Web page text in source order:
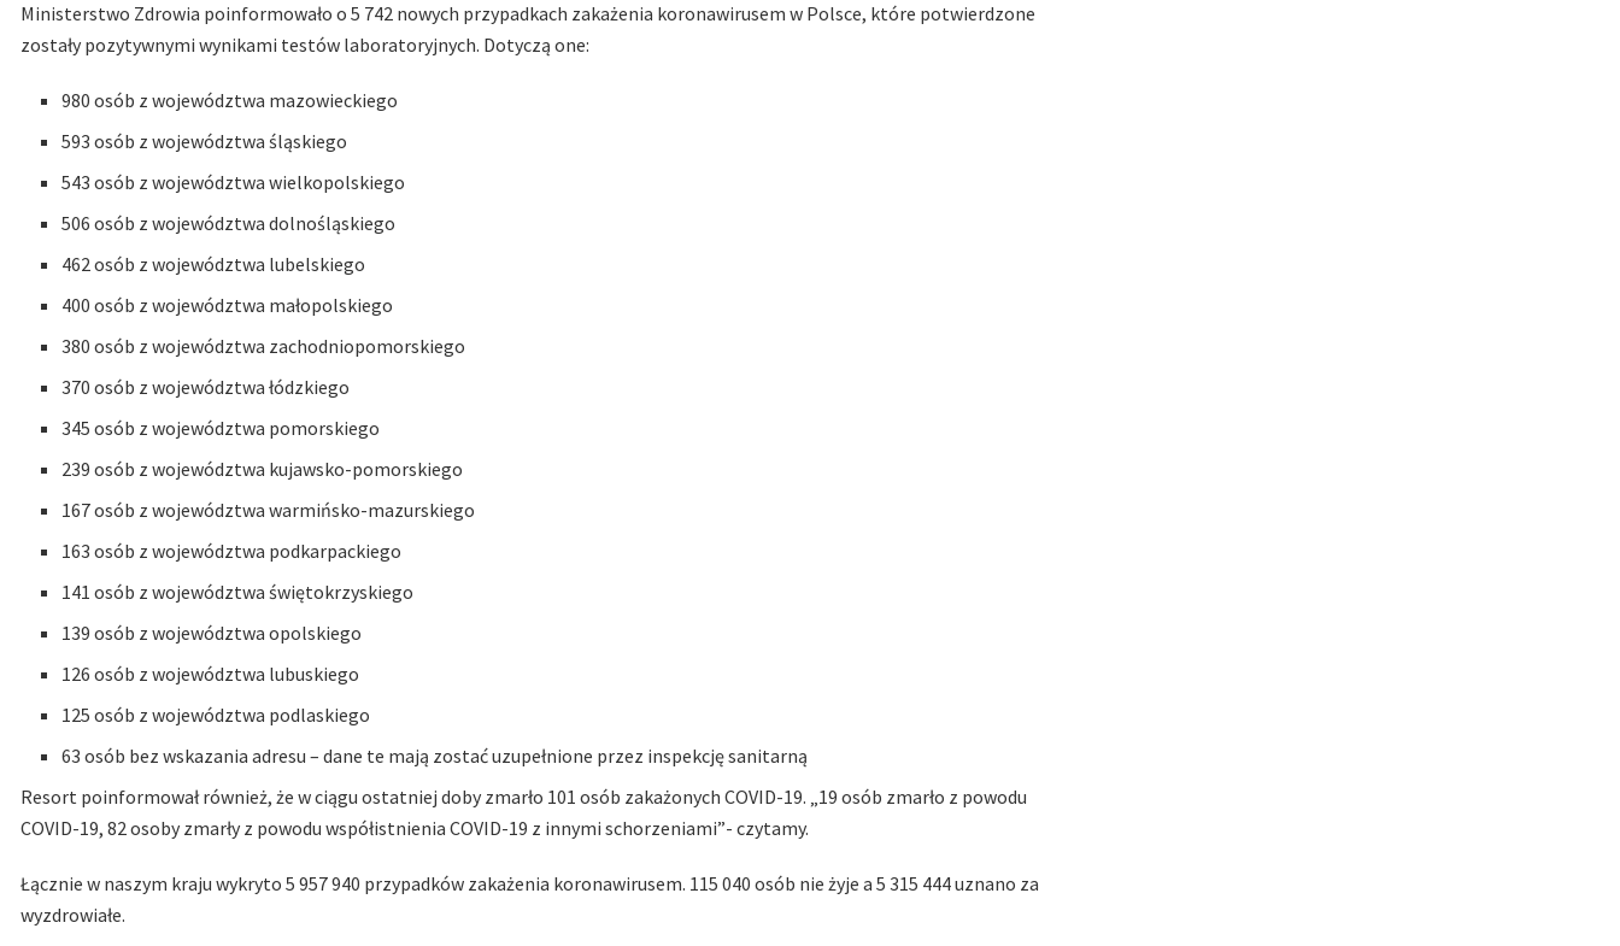
Ministerstwo Zdrowia poinformowało o 5 742 nowych przypadkach zakażenia koronawirusem w Polsce, które potwierdzone
zostały pozytywnymi wynikami testów laboratoryjnych. Dotyczą one:
980 osób z województwa mazowieckiego
593 osób z województwa śląskiego
543 osób z województwa wielkopolskiego
506 osób z województwa dolnośląskiego
462 osób z województwa lubelskiego
400 osób z województwa małopolskiego
380 osób z województwa zachodniopomorskiego
370 osób z województwa łódzkiego
345 osób z województwa pomorskiego
239 osób z województwa kujawsko-pomorskiego
167 osób z województwa warmińsko-mazurskiego
163 osób z województwa podkarpackiego
141 osób z województwa świętokrzyskiego
139 osób z województwa opolskiego
126 osób z województwa lubuskiego
125 osób z województwa podlaskiego
63 osób bez wskazania adresu – dane te mają zostać uzupełnione przez inspekcję sanitarną
Resort poinformował również, że w ciągu ostatniej doby zmarło 101 osób zakażonych COVID-19. „19 osób zmarło z powodu
COVID-19, 82 osoby zmarły z powodu współistnienia COVID-19 z innymi schorzeniami”- czytamy.
Łącznie w naszym kraju wykryto 5 957 940 przypadków zakażenia koronawirusem. 115 040 osób nie żyje a 5 315 444 uznano za
wyzdrowiałe.